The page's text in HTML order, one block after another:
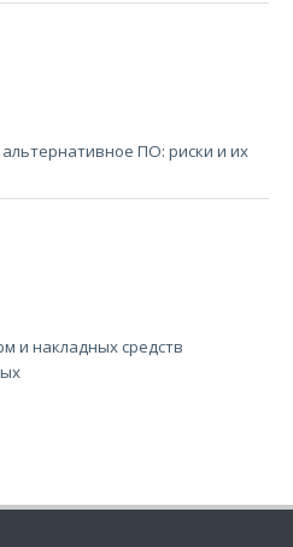
ПО: риски и их
и накладных средств